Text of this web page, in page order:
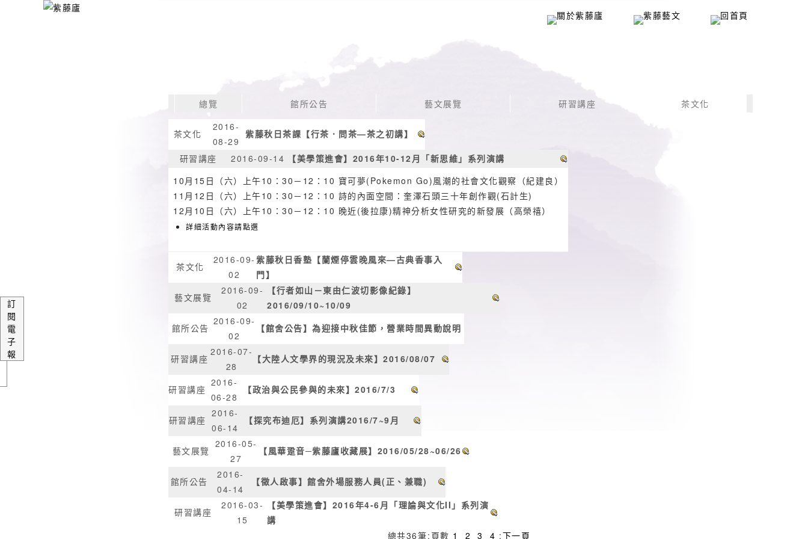
訂
閱
電
子
報
總覽 館所公告 藝文展覽 研習講座 茶文化
茶文化
2016-
08-29
紫藤秋日茶課【行茶．問茶—茶之初講】
研習講座 2016-09-14
【美學策進會】2016年10-12月「新思維」系列演講
10月15日（六）上午10：30－12：10 寶可夢(Pokemon Go)風潮的社會文化觀察（紀建良）
11月12日（六）上午10：30－12：10 詩的內面空間：奎澤石頭三十年創作觀(石計生)
12月10日（六）上午10：30－12：10 晚近(後拉康)精神分析女性研究的新發展（高榮禧）
詳細活動內容請點選
茶文化
2016-09-
02
紫藤秋日香塾【蘭煙停雲晚風來—古典香事入
門】
藝文展覽
2016-09-
02
【行者如山－東由仁波切影像紀錄】
2016/09/10~10/09
館所公告
2016-09-
02
【館舍公告】為迎接中秋佳節，營業時間異動說明
研習講座
2016-07-
28
【大陸人文學界的現況及未來】2016/08/07
研習講座
2016-
06-28
【政治與公民參與的未來】2016/7/3
研習講座
2016-
06-14
【探究布迪厄】系列演講2016/7~9月
藝文展覽
2016-05-
27
【風華跫音─紫藤廬收藏展】2016/05/28~06/26
館所公告
2016-
04-14
【徵人啟事】館舍外場服務人員(正、兼職)
研習講座
2016-03-
15
【美學策進會】2016年4-6月「理論與文化II」系列演
講
總共36筆: 頁數 1 2 3 4 :下一頁